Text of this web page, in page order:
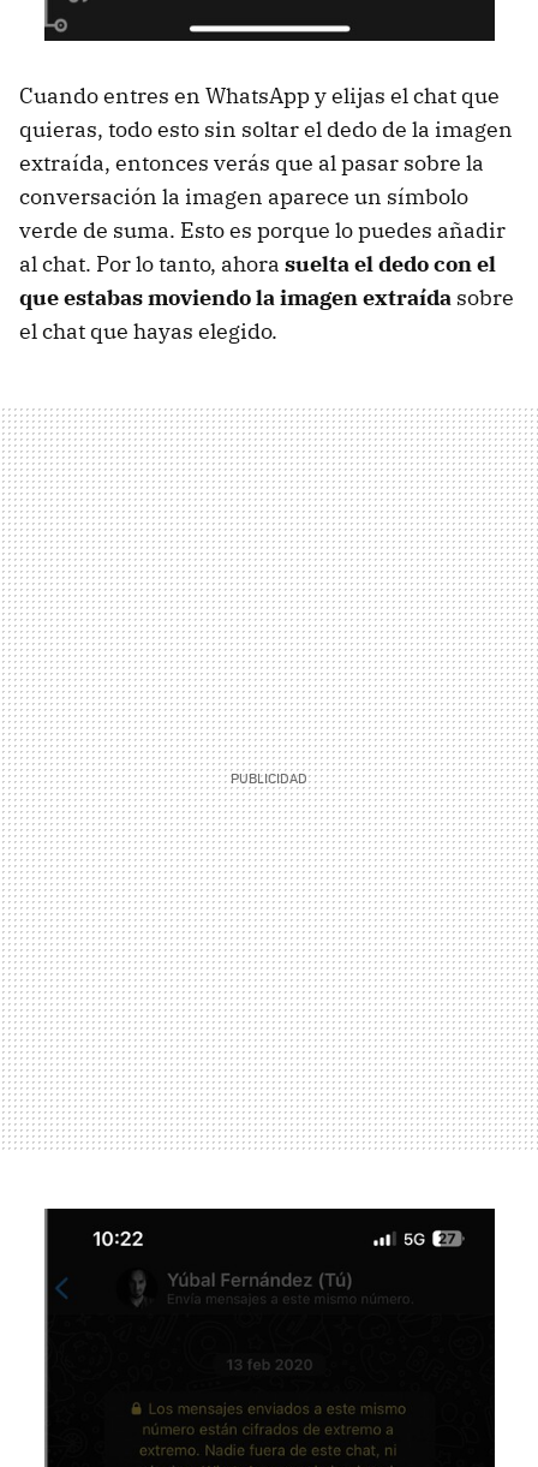
Cuando entres en WhatsApp y elijas el chat que
quieras, todo esto sin soltar el dedo de la imagen
extraída, entonces verás que al pasar sobre la
conversación la imagen aparece un símbolo
verde de suma. Esto es porque lo puedes añadir
al chat. Por lo tanto, ahora suelta el dedo con el
que estabas moviendo la imagen extraída sobre
el chat que hayas elegido.